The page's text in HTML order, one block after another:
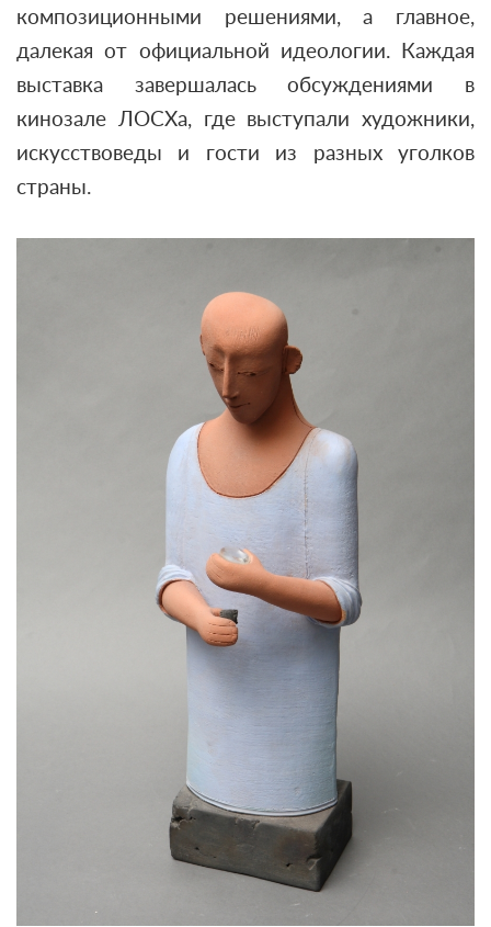
композиционными решениями, а главное,
далекая от официальной идеологии. Каждая
выставка завершалась обсуждениями в
кинозале ЛОСХа, где выступали художники,
искусствоведы и гости из разных уголков
страны.